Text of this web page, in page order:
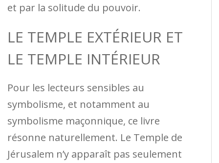
et par la solitude du pouvoir.
LE TEMPLE EXTÉRIEUR ET
LE TEMPLE INTÉRIEUR
Pour les lecteurs sensibles au
symbolisme, et notamment au
symbolisme maçonnique, ce livre
résonne naturellement. Le Temple de
Jérusalem n’y apparaît pas seulement